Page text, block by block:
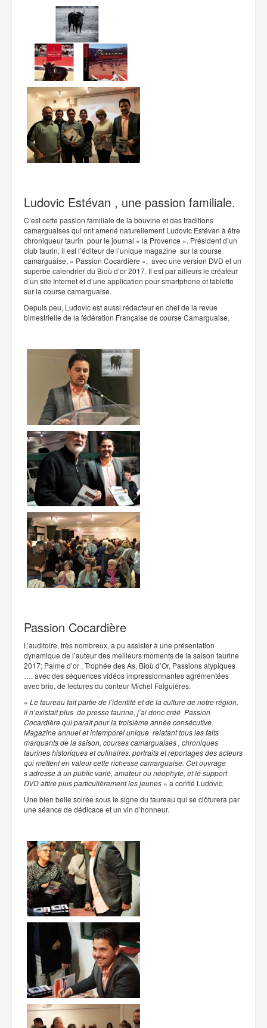
Ludovic Estévan , une passion familiale.
C’est cette passion familiale de la bouvine et des traditions
camarguaises qui ont amené naturellement Ludovic Estévan à être
chroniqueur taurin pour le journal « la Provence ». Président d’un
club taurin, il est l’éditeur de l’unique magazine sur la course
camarguaise, « Passion Cocardière », avec une version DVD et un
superbe calendrier du Bioù d’or 2017. Il est par ailleurs le créateur
d’un site Internet et d’une application pour smartphone et tablette
sur la course camarguaise.
Depuis peu, Ludovic est aussi rédacteur en chef de la revue
bimestrielle de la fédération Française de course Camarguaise.
Passion Cocardière
L’auditoire, très nombreux, a pu assister à une présentation
dynamique de l’auteur des meilleurs moments de la saison taurine
2017; Palme d’or , Trophée des As, Bioù d’Or, Passions atypiques
…. avec des séquences vidéos impressionnantes agrémentées
avec brio, de lectures du conteur Michel Falguiéres.
« Le taureau fait partie de l’identité et de la culture de notre région,
il n’existait plus de presse taurine, j’ai donc créé Passion
Cocardière qui paraît pour la troisième année consécutive.
Magazine annuel et intemporel unique relatant tous les faits
marquants de la saison, courses camarguaises , chroniques
taurines historiques et culinaires, portraits et reportages des acteurs
qui mettent en valeur cette richesse camarguaise. Cet ouvrage
s’adresse à un public varié, amateur ou néophyte, et le support
DVD attire plus particulièrement les jeunes » a confié Ludovic.
Une bien belle soirée sous le signe du taureau qui se clôturera par
une séance de dédicace et un vin d’honneur.